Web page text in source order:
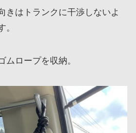
きはトランクに干渉しないよ
。
ムロープを収納。